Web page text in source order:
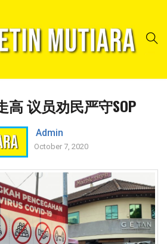
高 议员劝民严守SOP
Admin
October 7, 2020